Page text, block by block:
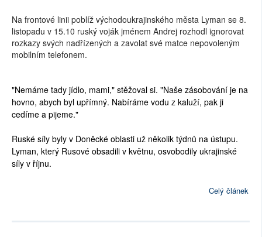
Na frontové linii poblíž východoukrajinského města Lyman se 8.
listopadu v 15.10 ruský voják jménem Andrej rozhodl ignorovat
rozkazy svých nadřízených a zavolat své matce nepovoleným
mobilním telefonem.
"Nemáme tady jídlo, mami," stěžoval si. "Naše zásobování je na
hovno, abych byl upřímný. Nabíráme vodu z kaluží, pak ji
cedíme a pijeme."
Ruské síly byly v Doněcké oblasti už několik týdnů na ústupu.
Lyman, který Rusové obsadili v květnu, osvobodily ukrajinské
síly v říjnu.
Celý článek